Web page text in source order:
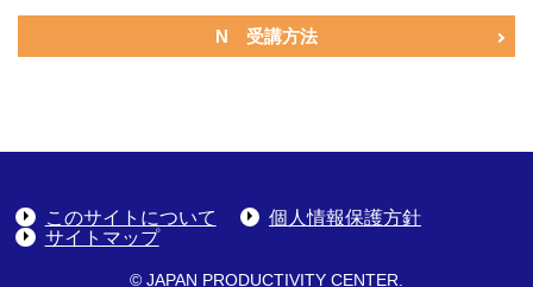
N 受講方法
このサイトについて
個人情報保護方針
サイトマップ
© JAPAN PRODUCTIVITY CENTER.